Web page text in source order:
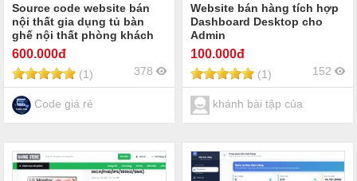
Source code website bán
nội thất gia dụng tủ bàn
ghế nội thất phòng khách
nội thất phòng bếp nội thất
phòng ngủ | Cửa hàng nội
thất showroom bàn ghế gia
dụng nội thất tủ quần áo
bàn ghế sofa
600.000đ
(1) 378
Code giá rẻ
Website bán hàng tích hợp
Dashboard Desktop cho
Admin
100.000đ
(1) 152
khánh bài tập của